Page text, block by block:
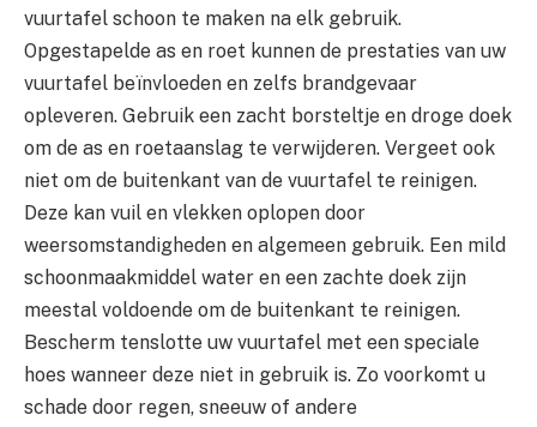
vuurtafel schoon te maken na elk gebruik.
Opgestapelde as en roet kunnen de prestaties van uw
vuurtafel beïnvloeden en zelfs brandgevaar
opleveren. Gebruik een zacht borsteltje en droge doek
om de as en roetaanslag te verwijderen. Vergeet ook
niet om de buitenkant van de vuurtafel te reinigen.
Deze kan vuil en vlekken oplopen door
weersomstandigheden en algemeen gebruik. Een mild
schoonmaakmiddel water en een zachte doek zijn
meestal voldoende om de buitenkant te reinigen.
Bescherm tenslotte uw vuurtafel met een speciale
hoes wanneer deze niet in gebruik is. Zo voorkomt u
schade door regen, sneeuw of andere